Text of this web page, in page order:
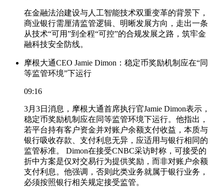
在金融法治建设与人工智能技术双重变革的背景下，
商业银行需厘清监管逻辑、明晰发展方向，走出一条
从技术“可用”到全程“可控”的合规发展之路，筑牢金
融科技安全防线。
摩根大通CEO Jamie Dimon：稳定币奖励机制应在“同
等监管环境”下运行
09:16
3月3日消息，摩根大通首席执行官Jamie Dimon表示，
稳定币奖励机制应在同等监管环境下运行。他指出，
若平台持有客户资金并对账户余额支付收益，本质与
银行吸收存款、支付利息无异，应适用与银行相同的
监管标准。 Dimon在接受CNBC采访时称，可接受的
折中方案是仅对交易行为提供奖励，而非对账户余额
支付利息。他强调，否则此类业务就属于银行业务，
必须按照银行相关规定接受监管。